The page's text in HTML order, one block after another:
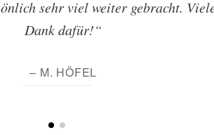
sehr viel weiter gebracht.
Dank dafür!“
– M. HÖFEL